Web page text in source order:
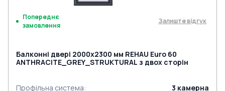
Попереднє
замовлення
Залиште відгук
Балконні двері 2000x2300 мм REHAU Euro 60
ANTHRACITE_GREY_STRUKTURAL з двох сторін
Профільна система: 3 камерна